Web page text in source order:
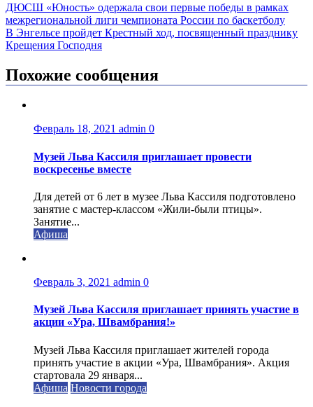
ДЮСШ «Юность» одержала свои первые победы в рамках
межрегиональной лиги чемпионата России по баскетболу
В Энгельсе пройдет Крестный ход, посвященный празднику
Крещения Господня
Похожие сообщения
Февраль 18, 2021 admin 0
Музей Льва Кассиля приглашает провести
воскресенье вместе
Для детей от 6 лет в музее Льва Кассиля подготовлено
занятие с мастер-классом «Жили-были птицы».
Занятие...
Афиша
Февраль 3, 2021 admin 0
Музей Льва Кассиля приглашает принять участие в
акции «Ура, Швамбрания!»
Музей Льва Кассиля приглашает жителей города
принять участие в акции «Ура, Швамбрания». Акция
стартовала 29 января...
Афиша Новости города